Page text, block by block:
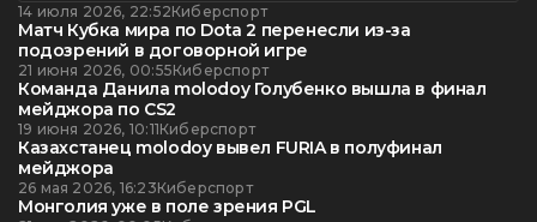
14 июля 2026, 22:52Киберспорт
Матч Кубка мира по Dota 2 перенесли из-за
подозрений в договорной игре
21 июня 2026, 00:55Киберспорт
Команда Данила molodoy Голубенко вышла в финал
мейджора по CS2
19 июня 2026, 10:11Киберспорт
Казахстанец molodoy вывел FURIA в полуфинал
мейджора
26 мая 2026, 16:23Киберспорт
Монголия уже в поле зрения PGL